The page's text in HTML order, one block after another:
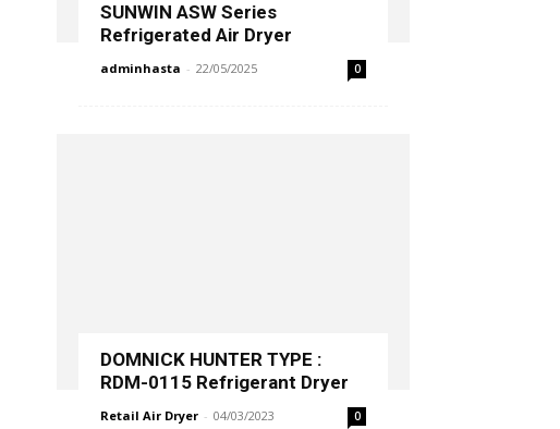
SUNWIN ASW Series
Refrigerated Air Dryer
adminhasta - 22/05/2025 0
DOMNICK HUNTER TYPE :
RDM-0115 Refrigerant Dryer
Retail Air Dryer - 04/03/2023 0